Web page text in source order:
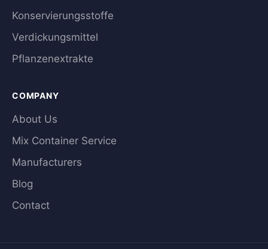
Konservierungsstoffe
Verdickungsmittel
Pflanzenextrakte
COMPANY
About Us
Mix Container Service
Manufacturers
Blog
Contact